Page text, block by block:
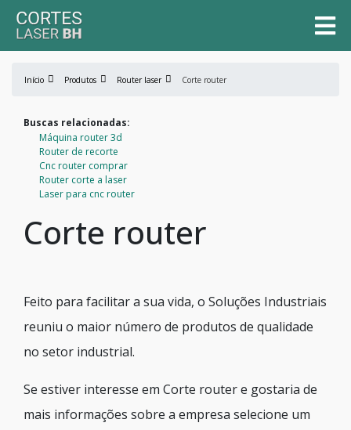
Início Produtos Router laser Corte router
Buscas relacionadas:
Máquina router 3d
Router de recorte
Cnc router comprar
Router corte a laser
Laser para cnc router
Corte router
Feito para facilitar a sua vida, o Soluções Industriais
reuniu o maior número de produtos de qualidade
no setor industrial.
Se estiver interesse em Corte router e gostaria de
mais informações sobre a empresa selecione um